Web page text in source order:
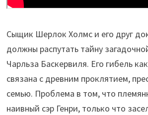
Сыщик Шерлок Холмс и его друг
должны распутать тайну
Чарльза Баскервиля. Его гибель
связана с древним проклятием,
семью. Проблема в том, что
наивный сэр Генри, только что